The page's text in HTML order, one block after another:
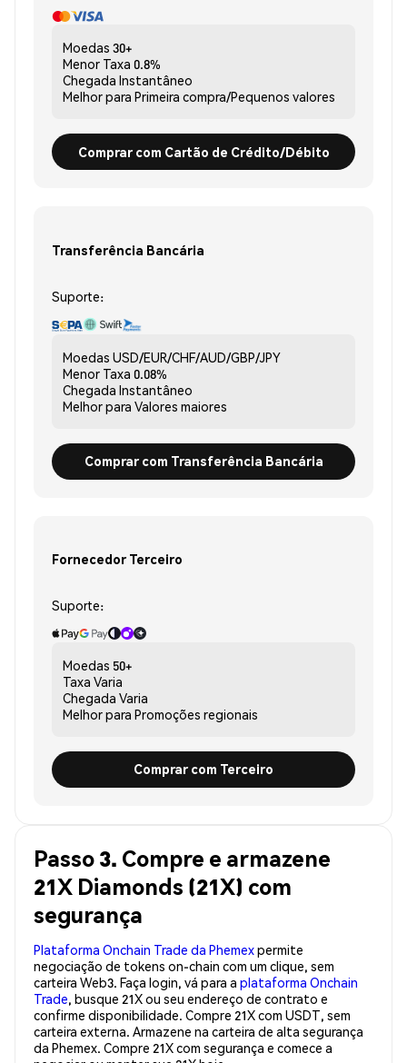
Moedas 30+
Menor Taxa 0.8%
Chegada Instantâneo
Melhor para Primeira compra/Pequenos valores
Comprar com Cartão de Crédito/Débito
Transferência Bancária
Suporte:
Moedas USD/EUR/CHF/AUD/GBP/JPY
Menor Taxa 0.08%
Chegada Instantâneo
Melhor para Valores maiores
Comprar com Transferência Bancária
Fornecedor Terceiro
Suporte:
Moedas 50+
Taxa Varia
Chegada Varia
Melhor para Promoções regionais
Comprar com Terceiro
Passo 3. Compre e armazene
21X Diamonds (21X) com
segurança
Plataforma Onchain Trade da Phemexpermite
negociação de tokens on-chain com um clique, sem
carteira Web3. Faça login, vá para a plataforma Onchain
Trade, busque 21X ou seu endereço de contrato e
confirme disponibilidade. Compre 21X com USDT, sem
carteira externa. Armazene na carteira de alta segurança
da Phemex. Compre 21X com segurança e comece a